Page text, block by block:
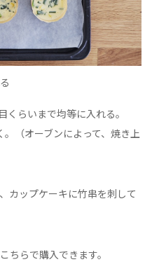
らいまで均等に入れる。
（オーブンによって、焼き上
カップケーキに竹串を刺して
ちらで購入できます。